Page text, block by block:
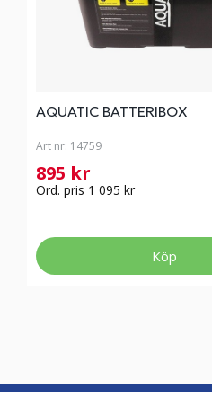
AQUATIC BATTERIBOX
Art nr: 14759
895 kr
Ord. pris 1 095 kr
Köp